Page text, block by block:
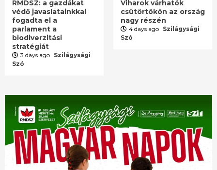
RMDSZ: a gazdákat
védő javaslatainkkal
fogadta el a
parlament a
biodiverzitási
stratégiát
3 days ago Szilágysági
Szó
Viharok várhatók
csütörtökön az ország
nagy részén
4 days ago Szilágysági
Szó